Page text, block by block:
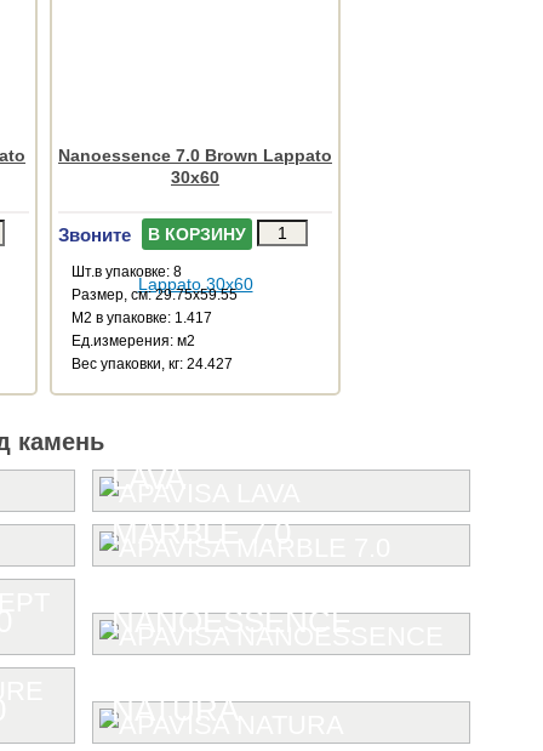
Nanoessence 7.0 Brown Lappato
30x60
Звоните В КОРЗИНУ
Шт.в упаковке: 8
Размер, см: 29.75x59.55
М2 в упаковке: 1.417
Ед.измерения: м2
Веc упаковки, кг: 24.427
камень
LAVA
MARBLE 7.0
NANOESSENCE
NATURA